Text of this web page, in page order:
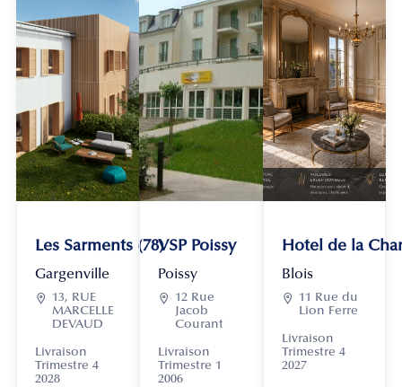
Les Sarments (78)
Gargenville
 13, RUE
MARCELLE
DEVAUD
Livraison
Trimestre 4
2028
VSP Poissy
Poissy
 12 Rue
Jacob
Courant
Livraison
Trimestre 1
2006
Hotel de la
Blois
 11 Rue du
Lion Ferre
Livraison
Trimestre 4
2027